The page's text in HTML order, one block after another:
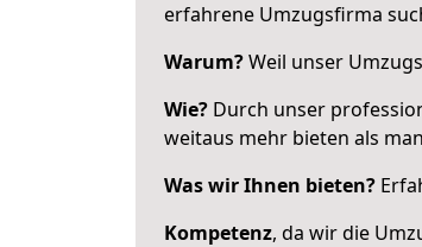
erfahrene Umzugsfirma
Warum?Weil unser
Wie? Durch unser
weitaus mehr bieten als
Was wir Ihnen bieten?
Kompetenz, da wir die